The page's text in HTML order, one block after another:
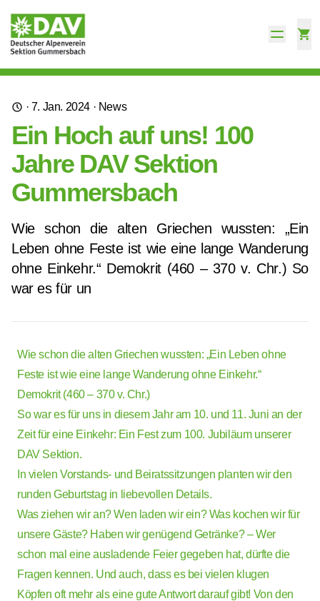
· 7. Jan. 2024 · News
Ein Hoch auf uns! 100
Jahre DAV Sektion
Gummersbach
Wie schon die alten Griechen wussten: „Ein
Leben ohne Feste ist wie eine lange Wanderung
ohne Einkehr.“ Demokrit (460 – 370 v. Chr.) So
war es für un
Wie schon die alten Griechen wussten: „Ein Leben ohne
Feste ist wie eine lange Wanderung ohne Einkehr.“
Demokrit (460 – 370 v. Chr.)
So war es für uns in diesem Jahr am 10. und 11. Juni an der
Zeit für eine Einkehr: Ein Fest zum 100. Jubiläum unserer
DAV Sektion.
In vielen Vorstands- und Beiratssitzungen planten wir den
runden Geburtstag in liebevollen Details.
Was ziehen wir an? Wen laden wir ein? Was kochen wir für
unsere Gäste? Haben wir genügend Getränke? – Wer
schon mal eine ausladende Feier gegeben hat, dürfte die
Fragen kennen. Und auch, dass es bei vielen klugen
Köpfen oft mehr als eine gute Antwort darauf gibt! Von den